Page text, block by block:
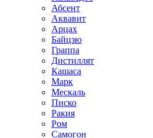
Абсент
Аквавит
Арцах
Байцзю
Граппа
Дистиллят
Кашаса
Марк
Мескаль
Писко
Ракия
Ром
Самогон